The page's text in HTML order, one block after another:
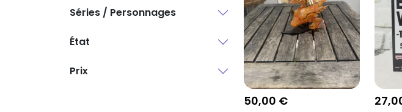
Séries / Personnages
État
Prix
50,00 €